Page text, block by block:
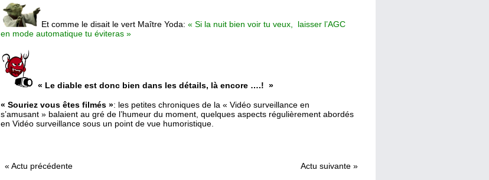
Et comme le disait le vert Maître Yoda: « Si la nuit bien voir tu veux, laisser l’AGC
en mode automatique tu éviteras »
« Le diable est donc bien dans les détails, là encore ….! »
« Souriez vous êtes filmés »: les petites chroniques de la « Vidéo surveillance en
s’amusant » balaient au gré de l’humeur du moment, quelques aspects régulièrement abordés
en Vidéo surveillance sous un point de vue humoristique.
« Actu précédente Actu suivante »